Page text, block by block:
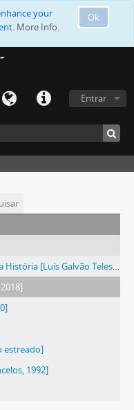
Ok
your
More Info.
Entrar
A Confederação - O Povo é Que Faz a História [Luís Galvão Teles, 1978]
estreado]
1992]